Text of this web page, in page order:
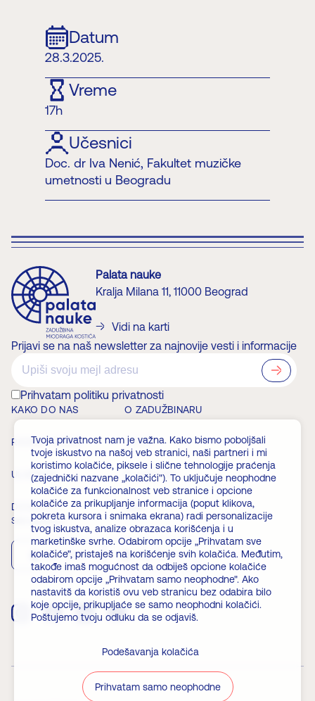
Datum
28.3.2025.
Vreme
17h
Učesnici
Doc. dr Iva Nenić, Fakultet muzičke
umetnosti u Beogradu
Palata nauke
Kralja Milana 11, 11000 Beograd
Vidi na karti
Prijavi se na naš newsletter za najnovije vesti i informacije
Prihvatam politiku privatnosti
KAKO DO NAS O ZADUŽBINARU
RADNO VREME VESTI
ULAZNICE ČLANSTVO
DOGAĐAJI FAQ
Skini aplikaciju
App Store Play Store
Tvoja privatnost nam je važna. Kako bismo poboljšali
tvoje iskustvo na našoj veb stranici, naši partneri i mi
koristimo kolačiće, piksele i slične tehnologije praćenja
(zajednički nazvane „kolačići"). To uključuje neophodne
kolačiće za funkcionalnost veb stranice i opcione
kolačiće za prikupljanje informacija (poput klikova,
pokreta kursora i snimaka ekrana) radi personalizacije
tvog iskustva, analize obrazaca korišćenja i u
marketinške svrhe. Odabirom opcije „Prihvatam sve
kolačiće", pristaješ na korišćenje svih kolačića. Međutim,
takođe imaš mogućnost da odbiješ opcione kolačiće
odabirom opcije „Prihvatam samo neophodne". Ako
nastavitš da koristiš ovu veb stranicu bez odabira bilo
koje opcije, prikupljaće se samo neophodni kolačići.
Poštujemo tvoju odluku da se odjaviš.
Prihvatam samo neophodne
Podešavanja kolačića